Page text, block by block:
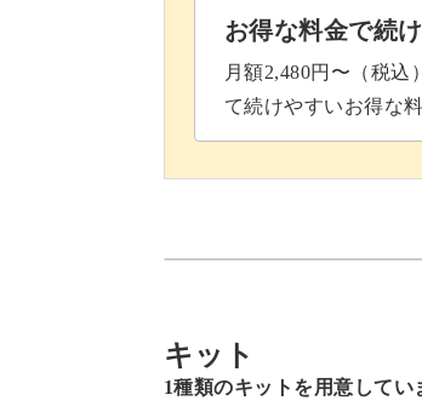
お得な料金で続
月額2,480円〜（税
て続けやすいお得な
キット
1種類のキットを用意してい